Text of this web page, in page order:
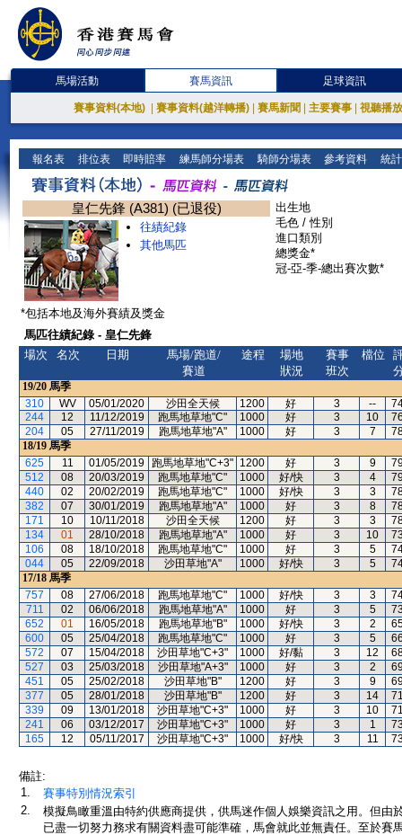
馬場活動 賽馬資訊 足球資訊
賽事資料(本地) 賽事資料(越洋轉播) 賽馬新聞 主要賽事 視聽播
報名表 排位表 即時賠率 練馬師分場表 騎師分場表 參考資料 統
皇仁先鋒 (A381) (已退役)
往績紀錄
其他馬匹
出生地
毛色 / 性別
進口類別
總獎金*
冠-亞-季-總出賽次數*
*包括本地及海外賽績及獎金
馬匹往績紀錄 - 皇仁先鋒
場次
名次 日期
馬場/跑道/
賽道
途程
場地
狀況
賽事
班次
檔位
19/20 馬季
310
WV 05/01/2020 沙田全天候 1200 好 3 --
244
12 11/12/2019 跑馬地草地"C" 1000 好 3 10
204
05 27/11/2019 跑馬地草地"A" 1000 好 3 7
18/19 馬季
625
11 01/05/2019 跑馬地草地"C+3" 1200 好 3 9
512
08 20/03/2019 跑馬地草地"C" 1000 好/快 3 4
440
02 20/02/2019 跑馬地草地"C" 1000 好/快 3 3
382
07 30/01/2019 跑馬地草地"A" 1000 好 3 8
171
10 10/11/2018 沙田全天候 1200 好 3 3
134
01 28/10/2018 跑馬地草地"A" 1000 好 3 10
106
08 18/10/2018 跑馬地草地"C" 1000 好 3 5
044
05 22/09/2018 沙田草地"A" 1000 好/快 3 5
17/18 馬季
757
08 27/06/2018 跑馬地草地"C" 1000 好/快 3 3
711
02 06/06/2018 跑馬地草地"A" 1000 好 3 5
652
01 16/05/2018 跑馬地草地"B" 1000 好/快 3 2
600
05 25/04/2018 跑馬地草地"C" 1000 好 3 5
572
07 15/04/2018 沙田草地"C+3" 1000 好/黏 3 12
527
03 25/03/2018 沙田草地"A+3" 1000 好 3 2
451
05 25/02/2018 沙田草地"B" 1200 好 3 9
377
05 28/01/2018 沙田草地"B" 1200 好 3 14
339
09 13/01/2018 沙田草地"C+3" 1000 好 3 10
241
06 03/12/2017 沙田草地"C+3" 1000 好 3 1
165
12 05/11/2017 沙田草地"C+3" 1000 好/快 3 11
備註:
1.
賽事特別情況索引
2.
模擬鳥瞰重溫由特約供應商提供，供馬迷作個人娛樂資訊之用。但
已盡一切努力務求有關資料盡可能準確，馬會就此並無責任。至於賽